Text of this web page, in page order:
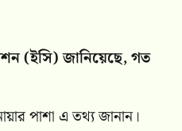
(ইসি) জানিয়েছে, গত
পাশা এ তথ্য জানান।